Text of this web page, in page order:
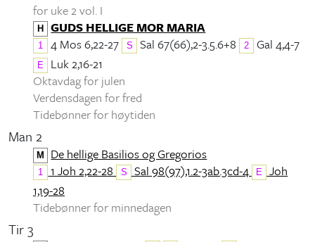
for uke 2 vol. I
H GUDS HELLIGE MOR MARIA
1 4 Mos 6,22-27 S Sal 67(66),2-3.5.6+8 2 Gal 4,4-7
E
Luk 2,16-21
Oktavdag for julen
Verdensdagen for fred
Tidebønner for høytiden
Man 2
M De hellige Basilios og Gregorios
1 1 Joh 2,22-28 S Sal 98(97),1.2-3ab.3cd-4 E
Joh
1,19-28
Tidebønner for minnedagen
Tir 3